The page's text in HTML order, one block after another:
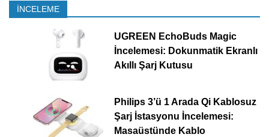
İNCELEME
UGREEN EchoBuds Magic
İncelemesi: Dokunmatik Ekranlı
Akıllı Şarj Kutusu
Philips 3’ü 1 Arada Qi Kablosuz
Şarj İstasyonu İncelemesi:
Masaüstünde Kablo